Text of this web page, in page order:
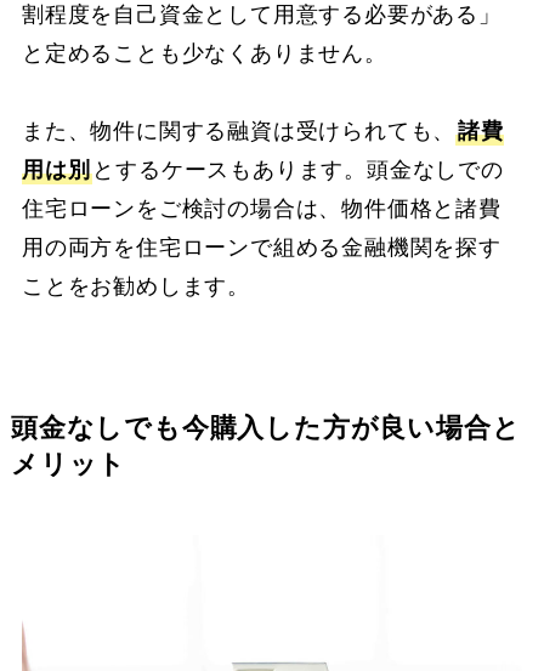
割程度を自己資金として用意する必要がある」
と定めることも少なくありません。
また、物件に関する融資は受けられても、諸費
用は別 とするケースもあります。頭金なしでの
住宅ローンをご検討の場合は、物件価格と諸費
用の両方を住宅ローンで組める金融機関を探す
ことをお勧めします。
頭金なしでも今購入した方が良い場合と
メリット